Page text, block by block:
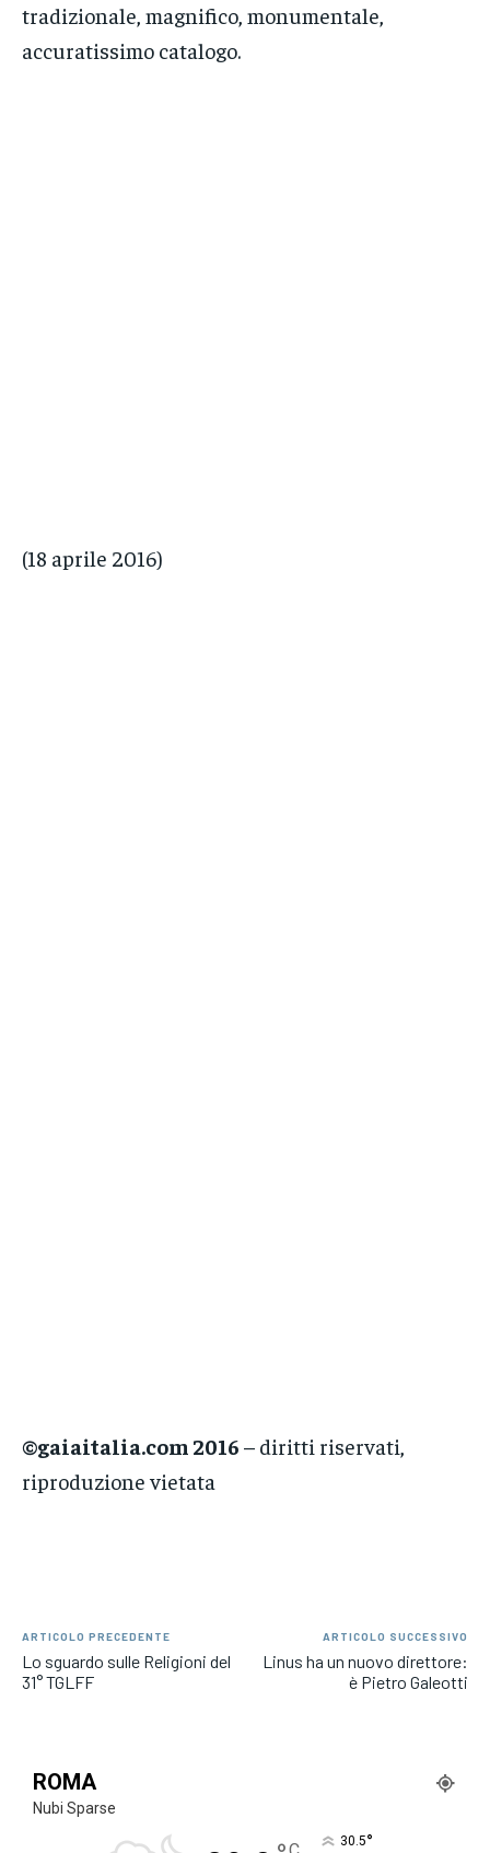
tradizionale, magnifico, monumentale,
accuratissimo catalogo.
(18 aprile 2016)
©gaiaitalia.com 2016 – diritti riservati,
riproduzione vietata
ARTICOLO PRECEDENTE
Lo sguardo sulle Religioni del
31° TGLFF
ARTICOLO SUCCESSIVO
Linus ha un nuovo direttore:
è Pietro Galeotti
ROMA
Nubi Sparse
30.5°